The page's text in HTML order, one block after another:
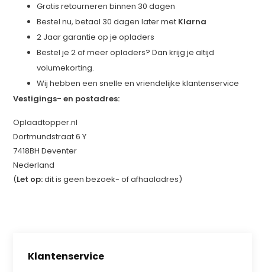
Klantenservice
Gratis retourneren binnen 30 dagen
Bestel nu, betaal 30 dagen later met Klarna
2 Jaar garantie op je opladers
Bestel je 2 of meer opladers? Dan krijg je altijd
volumekorting.
Wij hebben een snelle en vriendelijke klantenservice
Vestigings- en postadres:
Oplaadtopper.nl
Dortmundstraat 6 Y
7418BH Deventer
Nederland
(Let op:dit is geen bezoek- of afhaaladres)